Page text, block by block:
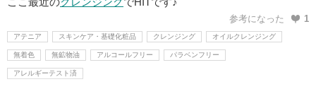
参考になった 1
アテニア スキンケア・基礎化粧品 クレンジング オイルクレンジング
無着色 無鉱物油 アルコールフリー パラベンフリー
アレルギーテスト済